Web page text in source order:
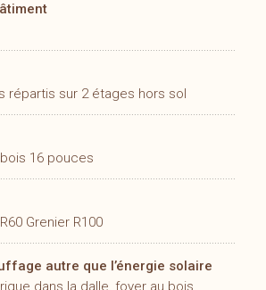
répartis sur 2 étages hors sol
16 pouces
Grenier R100
autre que l’énergie solaire
dans la dalle, foyer au bois